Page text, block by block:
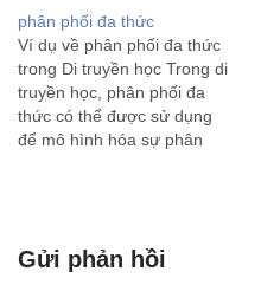
thể xảy ra: thành công hoặc
thất bại. Phân phối nhị thức
thường được…
phân phối đa thức
Ví dụ về phân phối đa thức
trong Di truyền học Trong di
truyền học, phân phối đa
thức có thể được sử dụng
để mô hình hóa sự phân
Gửi phản hồi